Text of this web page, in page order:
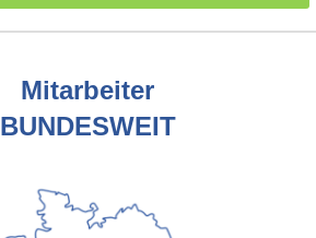
Mitarbeiter
BUNDESWEIT